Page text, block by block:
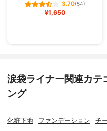
3.70(54)
¥1,650
涙袋ライナー関連カテ
ング
化粧下地 ファンデーション チ